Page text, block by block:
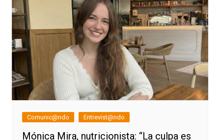
Comunic@ndo Entrevist@ndo
Mónica Mira, nutricionista: “La culpa es